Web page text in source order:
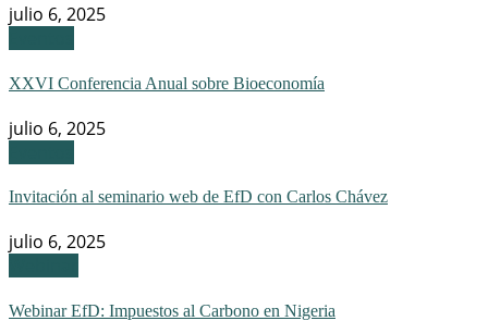
julio 6, 2025
XXVI Conferencia Anual sobre Bioeconomía
julio 6, 2025
Invitación al seminario web de EfD con Carlos Chávez
julio 6, 2025
Webinar EfD: Impuestos al Carbono en Nigeria